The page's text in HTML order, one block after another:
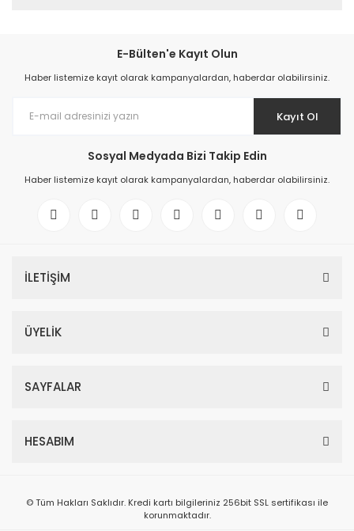
E-Bülten'e Kayıt Olun
Haber listemize kayıt olarak kampanyalardan, haberdar olabilirsiniz.
Kayıt Ol
Sosyal Medyada Bizi Takip Edin
Haber listemize kayıt olarak kampanyalardan, haberdar olabilirsiniz.
İLETİŞİM
ÜYELİK
SAYFALAR
HESABIM
© Tüm Hakları Saklıdır. Kredi kartı bilgileriniz 256bit SSL sertifikası ile
korunmaktadır.